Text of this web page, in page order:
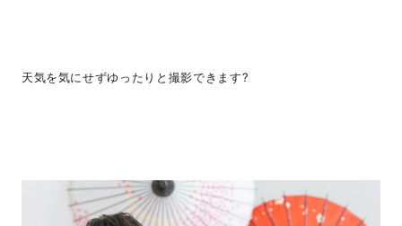
天気を気にせずゆったりと撮影できます?